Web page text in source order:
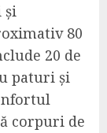
și
80
20 de
paturi și
corpuri de